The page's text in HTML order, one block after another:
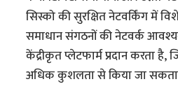
सिस्को की सुरक्षित नेटवर्किंग में
समाधान संगठनों की नेटवर्क
केंद्रीकृत प्लेटफार्म प्रदान करता
अधिक कुशलता से किया जा सकता